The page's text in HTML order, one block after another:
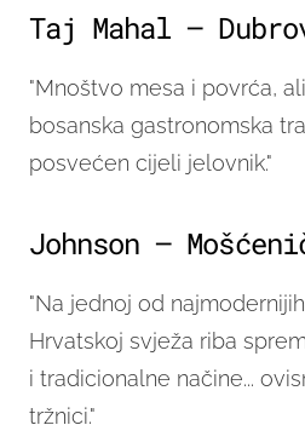
Taj Mahal –
"Mnoštvo mesa i povrća,
bosanska gastronomska
posvećen cijeli jelovnik."
Johnson –
"Na jednoj od
Hrvatskoj svježa riba
i tradicionalne načine...
tržnici."